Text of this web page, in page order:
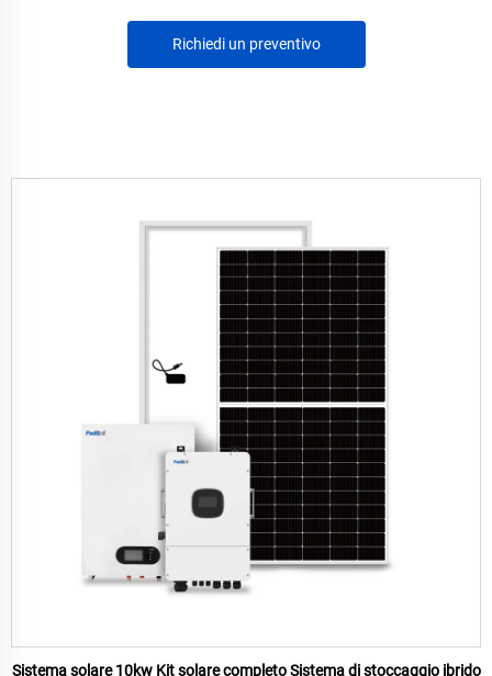
Richiedi un preventivo
Sistema solare 10kw Kit solare completo Sistema di stoccaggio ibrido